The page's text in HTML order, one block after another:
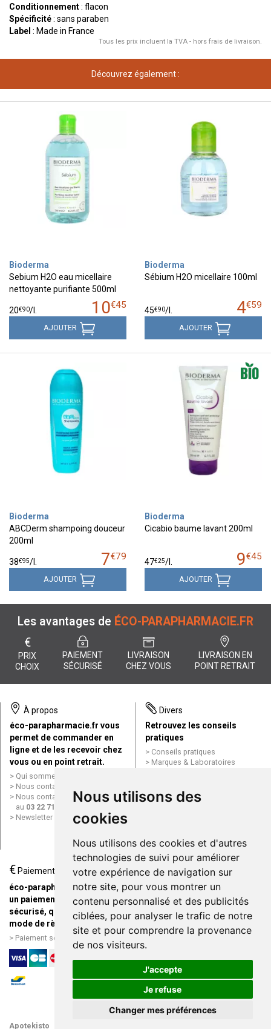
Nous utilisons des
cookies
Nous utilisons des cookies et d'autres
technologies de suivi pour améliorer
votre expérience de navigation sur
notre site, pour vous montrer un
contenu personnalisé et des publicités
ciblées, pour analyser le trafic de notre
site et pour comprendre la provenance
de nos visiteurs.
J'accepte
Je refuse
Changer mes préférences
Conditionnement: flacon
Spécificité: sans paraben
Label : Made in France
Tous les prix incluent la TVA - hors frais de livraison.
Découvrez également :
Bioderma
Sebium H2O eau micellaire
nettoyante purifiante 500ml
10€45
20€90/
AJOUTER
Bioderma
Sébium H2O micellaire 100ml
4€59
45€90/
AJOUTER
Bioderma
ABCDerm shampoing douceur
200ml
7€79
38€95/
AJOUTER
Bioderma
Cicabio baume lavant 200ml
9€45
47€25/
AJOUTER
Les avantages de ÉCO-PARAPHARMACIE.FR
€
PRIX
CHOIX
PAIEMENT
SÉCURISÉ
LIVRAISON
CHEZ VOUS
LIVRAISON EN
POINT RETRAIT
À propos
éco-parapharmacie.fr vous
permet de commander en
ligne et de les recevoir chez
vous ou en point retrait.
Qui sommes nous ?
Nous contacter par e-mail
Nous contacter par téléphone
au 03 22 71 64 10
Newsletter
Divers
Retrouvez les conseils
pratiques
Conseils pratiques
Marques & Laboratoires
Mentions légales
Données personnelles
ligne
€ Paiement
éco-parapharmacie.fr offre
un paiement entièrement
sécurisé, quel que soit le
mode de règlement
Paiement sécurisé et simple
Livraison / Point retrait
Commandez en ligne et
recevez votre commande
rapidement chez vous ou en
point retrait
Livraison chez vous ou en
Apotekisto